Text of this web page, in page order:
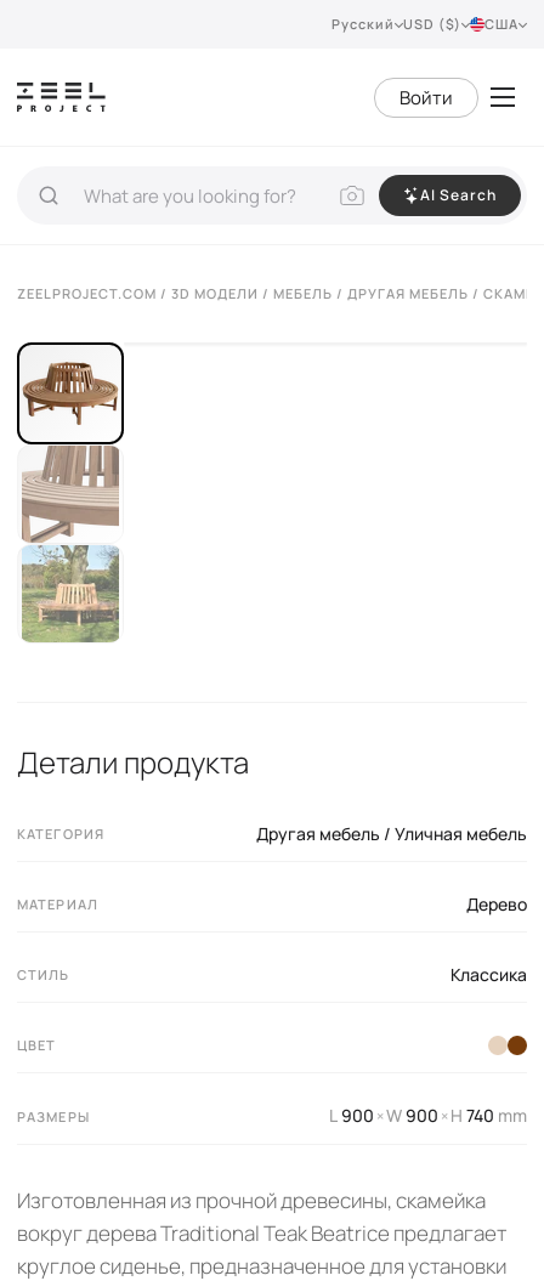
Русский USD ($) США
Войти
AI Search
ZEELPROJECT.COM / 3D МОДЕЛИ / МЕБЕЛЬ / ДРУГАЯ МЕБЕЛЬ /
VIEW 360°
Детали продукта
КАТЕГОРИЯ Другая мебель / Уличная мебель
МАТЕРИАЛ Дерево
СТИЛЬ Классика
ЦВЕТ
РАЗМЕРЫ L900 ×W900 ×H 740 mm
Изготовленная из прочной древесины, скамейка
вокруг дерева Traditional Teak Beatrice предлагает
круглое сиденье, предназначенное для установки